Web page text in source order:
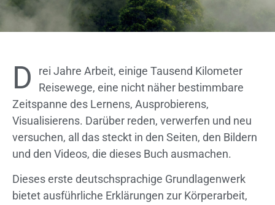
D
rei Jahre Arbeit, einige Tausend Kilometer
Reisewege, eine nicht näher bestimmbare
Zeitspanne des Lernens, Ausprobierens,
Visualisierens. Darüber reden, verwerfen und neu
versuchen, all das steckt in den Seiten, den Bildern
und den Videos, die dieses Buch ausmachen.
Dieses erste deutschsprachige Grundlagenwerk
bietet ausführliche Erklärungen zur Körperarbeit,